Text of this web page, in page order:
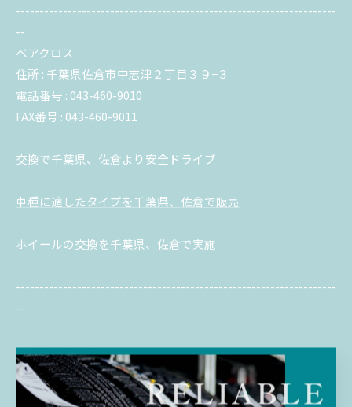
--------------------------------------------------------------------
--
ベアクロス
住所 : 千葉県佐倉市中志津２丁目３９−３
電話番号 : 043-460-9010
FAX番号 : 043-460-9011
交換で千葉県、佐倉より安全ドライブ
車種に適したタイプを千葉県、佐倉で販売
ホイールの交換を千葉県、佐倉で実施
--------------------------------------------------------------------
--
交換 販売 ホイール